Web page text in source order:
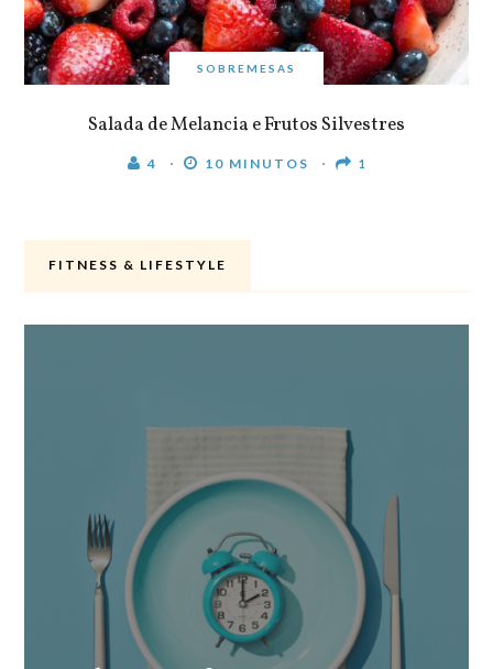
SOBREMESAS
Salada de Melancia e Frutos Silvestres
4 10 MINUTOS 1
FITNESS & LIFESTYLE